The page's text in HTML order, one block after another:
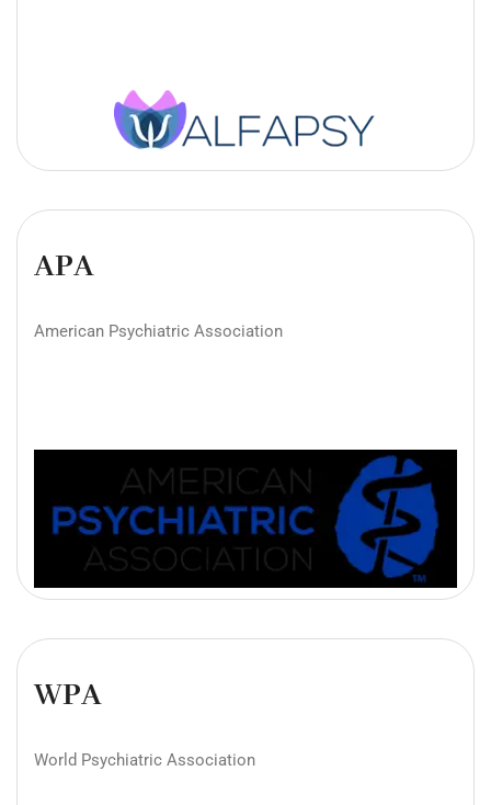
APA
American Psychiatric Association
WPA
World Psychiatric Association